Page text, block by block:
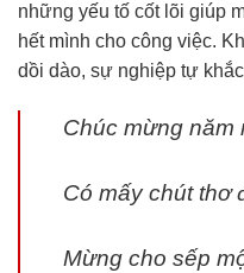
những yếu tố cốt lõi giúp
hết mình cho công việc.
dồi dào, sự nghiệp tự
Chúc mừng năm
Có mấy chút thơ
Mừng cho sếp